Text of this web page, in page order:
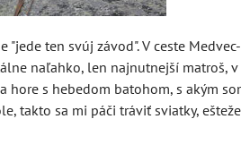
"jede ten svúj závod". V ceste
naľahko, len najnutnejší matroš,
s hebedom batohom, s akým
takto sa mi páči tráviť sviatky,